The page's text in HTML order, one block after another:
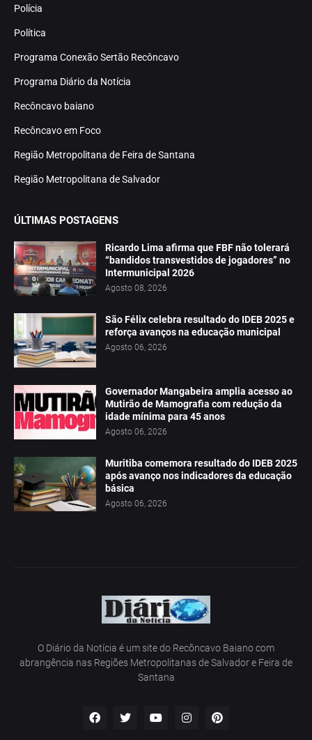
Polícia
Política
Programa Conexão Sertão Recôncavo
Programa Diário da Notícia
Recôncavo baiano
Recôncavo em Foco
Região Metropolitana de Feira de Santana
Região Metropolitana de Salvador
ÚLTIMAS POSTAGENS
Ricardo Lima afirma que FBF não tolerará
“bandidos transvestidos de jogadores” no
Intermunicipal 2026
Agosto 08, 2026
São Félix celebra resultado do IDEB 2025 e
reforça avanços na educação municipal
Agosto 06, 2026
Governador Mangabeira amplia acesso ao
Mutirão de Mamografia com redução da
idade mínima para 45 anos
Agosto 06, 2026
Muritiba comemora resultado do IDEB 2025
após avanço nos indicadores da educação
básica
Agosto 06, 2026
O Diário da Notícia é um site do Recôncavo Baiano com
abrangência nas Regiões Metropolitanas de Salvador e Feira de
Santana